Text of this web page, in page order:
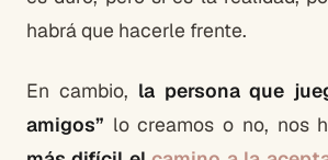
habrá que hacerle frente.
En cambio, la persona que
amigos” lo creamos o no, nos